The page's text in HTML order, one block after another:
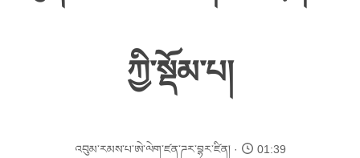
ཀྱི་སྡོམ་པ།
འབུམ་རམས་པ་ཨེ་ལེག་ཛན་ཌར་བྷར་ཛིན། 01:39